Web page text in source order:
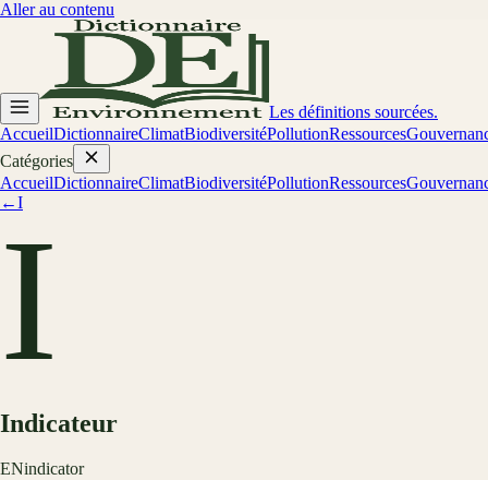
Aller au contenu
Les définitions sourcées.
AccueilDictionnaireClimatBiodiversitéPollutionRessources
Catégories
AccueilDictionnaireClimatBiodiversitéPollutionRessources
←I
I
Indicateur
ENindicator